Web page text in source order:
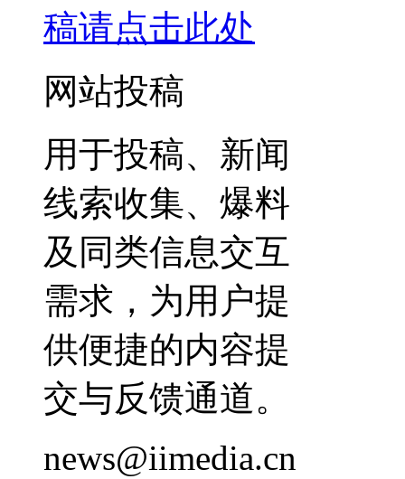
稿请点击此处
网站投稿
用于投稿、新闻
线索收集、爆料
及同类信息交互
需求，为用户提
供便捷的内容提
交与反馈通道。
news@iimedia.cn